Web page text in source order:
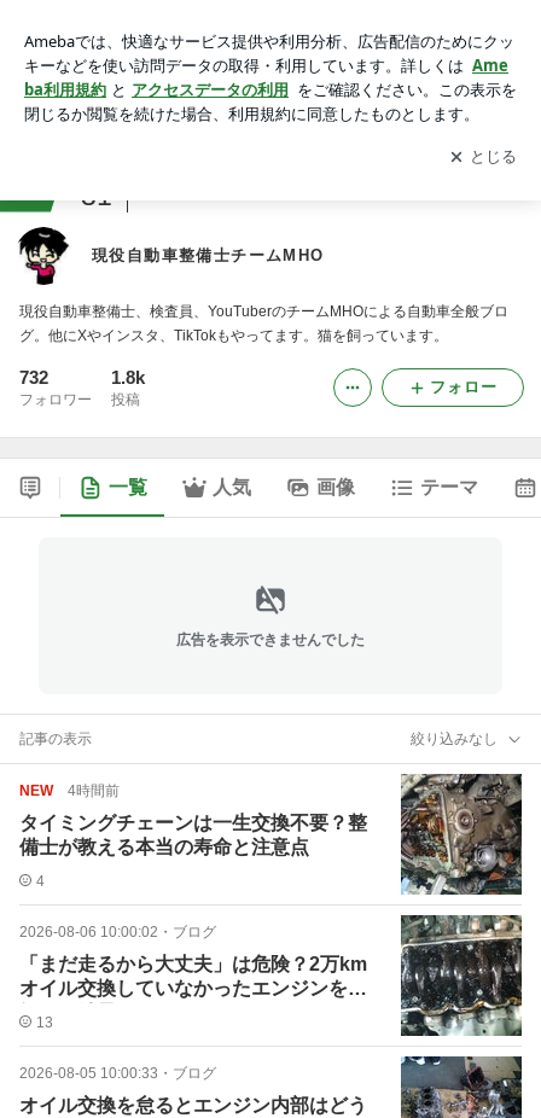
アプリをダウンロードして ブログの更新通知
を受け取りまし
ょう。
開く
31
現役自動車整備士チームMHO
現役自動車整備士、検査員、YouTuberのチームMHOによる自動車全般ブロ
グ。他にXやインスタ、TikTokもやってます。猫を飼っています。
732
フォロワー
1.8k
投稿
フォロー
一覧 人気 画像 テーマ
広告を表示できませんでした
記事の表示 絞り込みなし
NEW 4時間前
タイミングチェーンは一生交換不要？整
備士が教える本当の寿命と注意点
4
2026-08-06 10:00:02 ・ ブログ
「まだ走るから大丈夫」は危険？2万km
オイル交換していなかったエンジンを分
解した結果
13
2026-08-05 10:00:33 ・ ブログ
オイル交換を怠るとエンジン内部はどう